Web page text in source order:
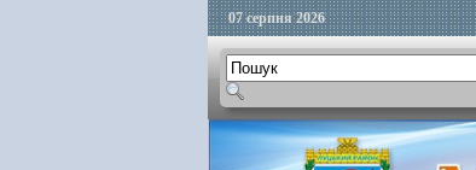
07 серпня 2026